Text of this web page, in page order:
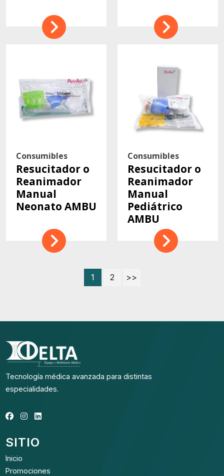
Consumibles
Resucitador o
Reanimador
Manual
Neonato AMBU
Consumibles
Resucitador o
Reanimador
Manual
Pediátrico
AMBU
1 2 >>
Tecnología médica avanzada para distintas
especialidades.
SITIO
Inicio
Promociones